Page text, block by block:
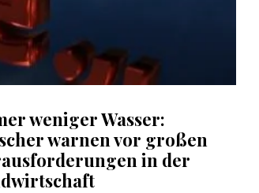
weniger Wasser:
warnen vor großen
in der